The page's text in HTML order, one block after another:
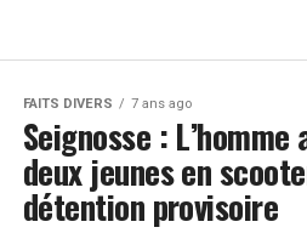
FAITS DIVERS 7 ans ago
Seignosse :
deux jeunes en
détention provisoire